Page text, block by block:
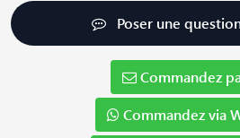
Poser une
Commandez
Commandez via